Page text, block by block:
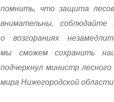
помнить, что защита
внимательны, соблюдайте
о возгораниях
мы сможем сохранить
подчеркнул министр
мира Нижегородской